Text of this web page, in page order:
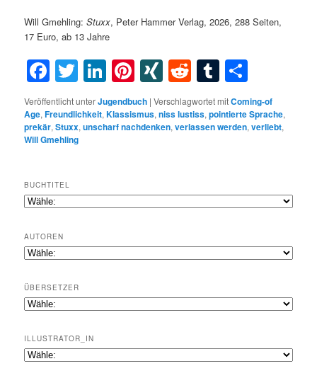
Will Gmehling:Stuxx, Peter Hammer Verlag, 2026, 288 Seiten,
17 Euro, ab 13 Jahre
Facebook
Twitter
LinkedIn
Pinterest
XINGRedditTumblr
Veröffentlicht unterJugendbuch |Verschlagwortet mitComing-of
Age,Freundlichkeit,Klassismus,niss lustiss,pointierte Sprache,
prekär,Stuxx,unscharf nachdenken,verlassen werden,verliebt,
Will Gmehling
BUCHTITEL
AUTOREN
ÜBERSETZER
ILLUSTRATOR_IN